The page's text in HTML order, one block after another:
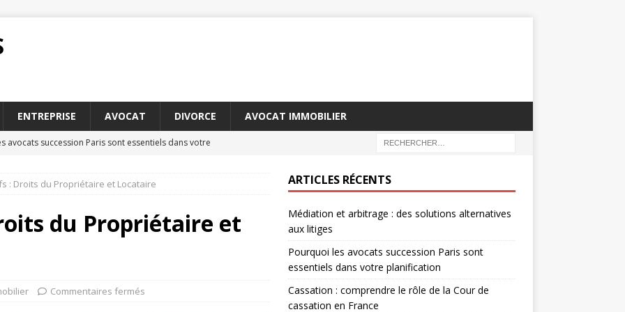
ENTREPRISE AVOCAT DIVORCE AVOCAT IMMOBILIER
avocats succession Paris sont essentiels dans votre
: comprendre le rôle de la Cour de cassation en France
en appel : comment contester une décision de tribunal
: Droits du Propriétaire et Locataire
du Propriétaire et
Commentaires fermés
ARTICLES RÉCENTS
Médiation et arbitrage : des solutions alternatives
aux litiges
Pourquoi les avocats succession Paris sont
essentiels dans votre planification
Cassation : comprendre le rôle de la Cour de
cassation en France